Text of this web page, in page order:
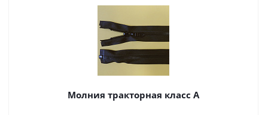
Молния тракторная класс А